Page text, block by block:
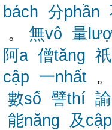
bách 分phần
。 無vô 量
阿a 僧tăng
cập 一nhất 。
數số 譬thí
能năng 及cập